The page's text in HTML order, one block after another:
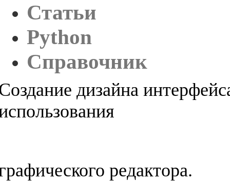
Статьи
Python
Справочник
дизайна
редактора.